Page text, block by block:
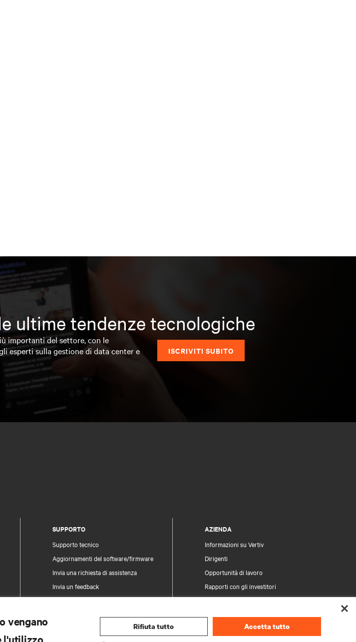
ultime tendenze tecnologiche
importanti del settore, con le
esperti sulla gestione di data center e
ISCRIVITI SUBITO
SUPPORTO
Supporto tecnico
Aggiornamenti del software/firmware
Invia una richiesta di assistenza
Invia un feedback
Informazioni e sicurezza e dei prodotti
AZIENDA
Informazioni su Vertiv
Dirigenti
Opportunità di lavoro
Rapporti con gli investitori
Le tue scelte sulla privacy
vengano
l'utilizzo
Rifiuta tutto Accetta tutto